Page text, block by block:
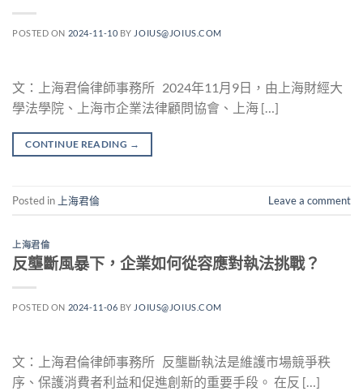
POSTED ON 2024-11-10 BY JOIUS@JOIUS.COM
文：上海君倫律師事務所 2024年11月9日，由上海財經大
學法學院、上海市企業法律顧問協會、上海 […]
CONTINUE READING →
Posted in 上海君倫 Leave a comment
上海君倫
反壟斷風暴下，企業如何從容應對執法挑戰？
POSTED ON 2024-11-06 BY JOIUS@JOIUS.COM
文：上海君倫律師事務所 反壟斷執法是維護市場競爭秩
序、保護消費者利益和促進創新的重要手段。 在反 […]